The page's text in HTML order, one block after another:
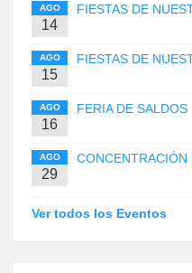
AGO
14
FIESTAS DE
AGO
15
FIESTAS DE
AGO
16
FERIA DE SALDOS
AGO
29
CONCENTRACIÓN
Ver todos los Eventos